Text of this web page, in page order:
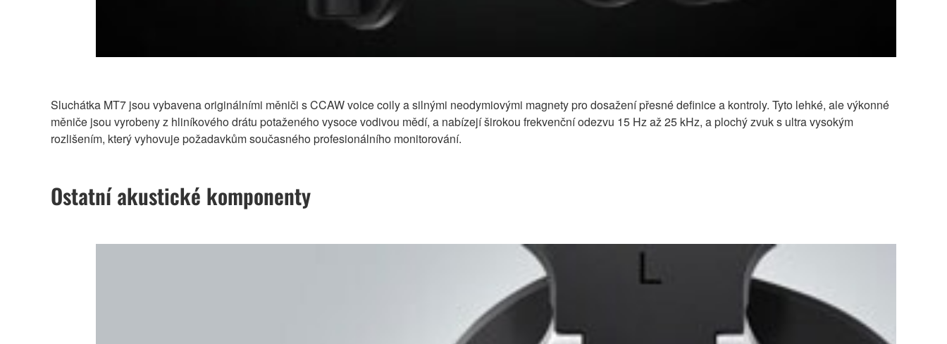
Sluchátka MT7 jsou vybavena originálními měniči s CCAW voice coily a silnými neodymiovými magnety pro dosažení přesné definice a kontroly. Tyto lehké, ale výkonné
měniče jsou vyrobeny z hliníkového drátu potaženého vysoce vodivou mědí, a nabízejí širokou frekvenční odezvu 15 Hz až 25 kHz, a plochý zvuk s ultra vysokým
rozlišením, který vyhovuje požadavkům současného profesionálního monitorování.
Ostatní akustické komponenty